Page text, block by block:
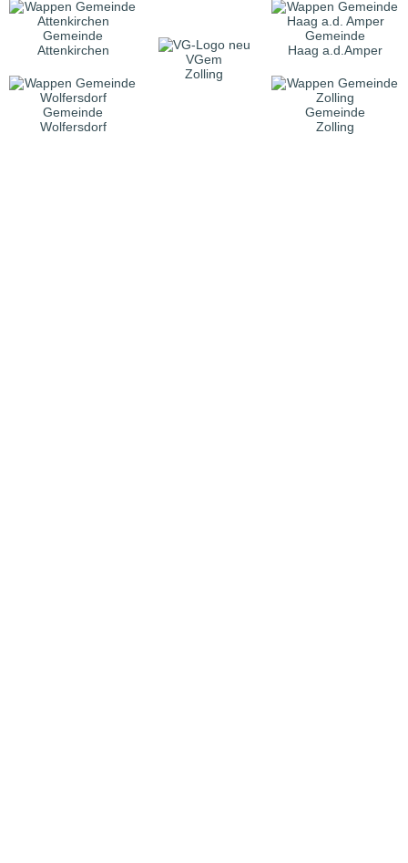
Gemeinde
Attenkirchen
VGem
Zolling
Gemeinde
Haag a.d.Amper
Gemeinde
Wolfersdorf
Gemeinde
Zolling